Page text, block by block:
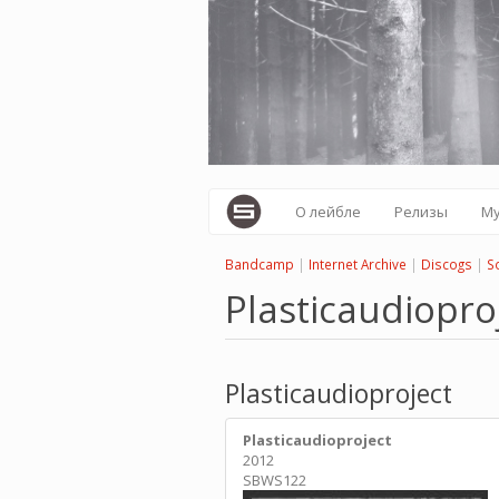
О лейбле Релизы
Bandcamp | Internet Archive | Discogs |
Plasticaudioproject
Plasticaudioproject
2012
SBWS122